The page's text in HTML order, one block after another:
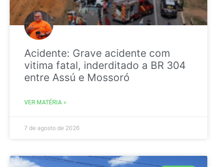
Acidente: Grave acidente com
vitima fatal, inderditado a BR 304
entre Assú e Mossoró
VER MATÉRIA »
7 de agosto de 2026